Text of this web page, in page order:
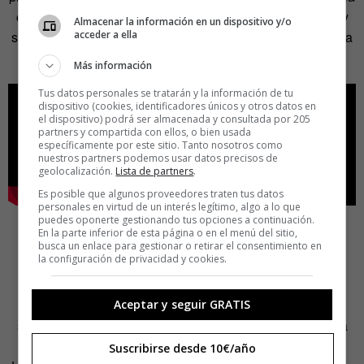
condición de dejar de estudiar. La sátira de Sillicon Valley
se burló de esto cuando un personaje se pregunta si podría
volver a inscribirse para dejarlo y que le dieran el dinero.
El mensaje de «deja la escuela y ponte a perseguir tu
sueño» puede sonar muy bien, pero como toda respuesta
simple a pregunta compleja es incompleta, si no errónea.
Almacenar la información en un dispositivo y/o
acceder a ella
Más información
Tus datos personales se tratarán y la información de tu
dispositivo (cookies, identificadores únicos y otros datos en
el dispositivo) podrá ser almacenada y consultada por 205
partners y compartida con ellos, o bien usada
específicamente por este sitio. Tanto nosotros como
nuestros partners podemos usar datos precisos de
geolocalización. Lista de partners.
Es posible que algunos proveedores traten tus datos
personales en virtud de un interés legítimo, algo a lo que
puedes oponerte gestionando tus opciones a continuación.
En la parte inferior de esta página o en el menú del sitio,
busca un enlace para gestionar o retirar el consentimiento en
la configuración de privacidad y cookies.
Aceptar y seguir GRATIS
Suscribirse desde 10€/año